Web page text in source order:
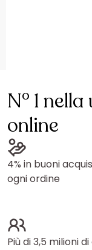
N° 1
online
4% in buoni
ogni ordine
Più di 3,5 milioni